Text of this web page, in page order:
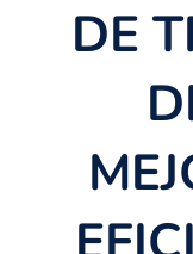
DE